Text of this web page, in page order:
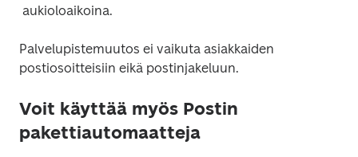
Palvelupistemuutos ei vaikuta asiakkaiden
Voit käyttää myös Postin
pakettiautomaatteja